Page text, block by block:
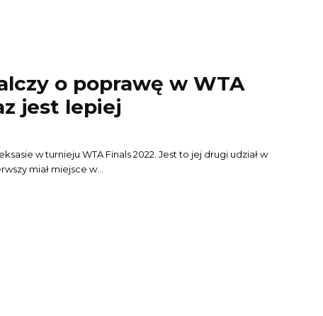
o poprawę w WTA
jest lepiej
w turnieju WTA Finals 2022. Jest to jej drugi udział w
miał miejsce w...